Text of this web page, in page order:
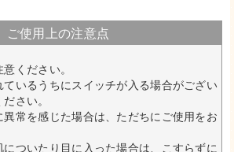
ご使用上の注意点
ください。
いるうちにスイッチが入る場合がござい
さい。
常を感じた場合は、ただちにご使用をお
ついたり目に入った場合は、こすらずに